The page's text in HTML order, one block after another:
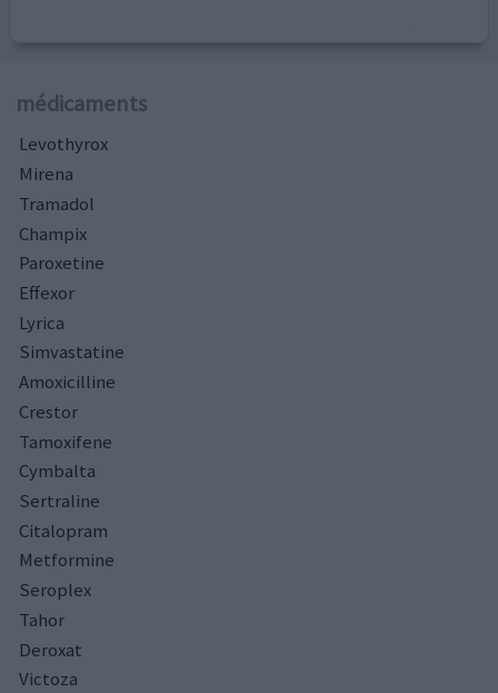
médicaments
Levothyrox
Mirena
Tramadol
Champix
Paroxetine
Effexor
Lyrica
Simvastatine
Amoxicilline
Crestor
Tamoxifene
Cymbalta
Sertraline
Citalopram
Metformine
Seroplex
Tahor
Deroxat
Victoza